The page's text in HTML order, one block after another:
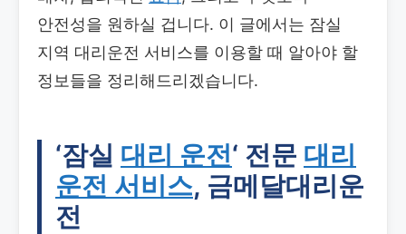
안전성을 원하실 겁니다. 이 글에서는 잠실
지역 대리운전 서비스를 이용할 때 알아야 할
정보들을 정리해드리겠습니다.
‘잠실 대리 운전‘ 전문 대리
운전 서비스, 금메달대리운
전